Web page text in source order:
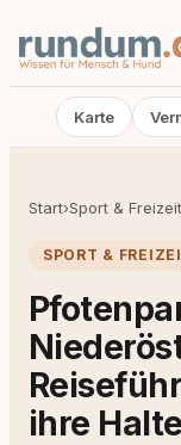
Karte
Start›Sport & Freizeit
SPORT &
ihre